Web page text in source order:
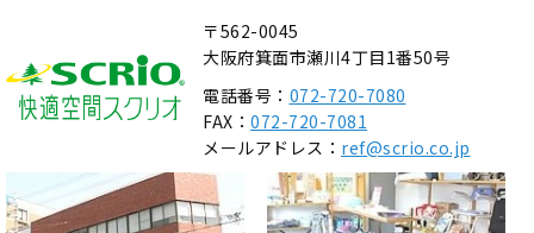
〒562-0045
大阪府箕面市瀬川4丁目1番50号
電話番号： 072-720-7080
FAX： 072-720-7081
メールアドレス： ref@scrio.co.jp